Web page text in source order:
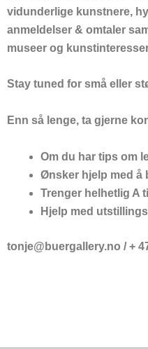
vidunderlige kunstnere,
anmeldelser & omtaler
museer og
Stay tuned for små eller
Enn så lenge, ta gjerne
Om du har tips om
Ønsker hjelp med å
Trenger helhetlig A
Hjelp med
tonje@buergallery.no / +